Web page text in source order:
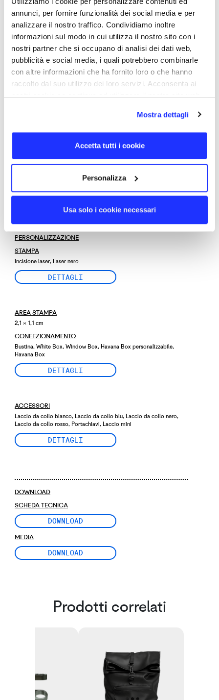
annunci, per fornire funzionalità dei social media e per
analizzare il nostro traffico. Condividiamo inoltre
informazioni sul modo in cui utilizza il nostro sito con i
nostri partner che si occupano di analisi dei dati web,
pubblicità e social media, i quali potrebbero combinarle
con altre informazioni che ha fornito loro o che hanno
raccolto dal suo utilizzo dei loro servizi. Acconsenta ai
nostri cookie se continua ad utilizzare il nostro sito web.
Mostra dettagli
Accetta tutti i cookie
Personalizza
Usa solo i cookie necessari
incisione laser.
TORNA SU
DETTAGLI
CODICE PRODOTTO
0008
DIMENSIONE
Metallo
GIORNI DI CONSEGNA
CERTIFICAZIONI
SERVIZI DIGITALI
Dati cancellabili, Icona, Rinominazione, Dati non cancellabili
PERSONALIZZAZIONE
STAMPA
Incisione laser, Laser nero
DETTAGLI
AREA STAMPA
2,1 × 1,1 cm
CONFEZIONAMENTO
Bustina, White Box, Window Box, Havana Box personalizzabile,
Havana Box
DETTAGLI
ACCESSORI
Laccio da collo bianco, Laccio da collo blu, Laccio da collo nero,
Laccio da collo rosso, Portachiavi, Laccio mini
DETTAGLI
DOWNLOAD
SCHEDA TECNICA
DOWNLOAD
MEDIA
DOWNLOAD
Prodotti correlati